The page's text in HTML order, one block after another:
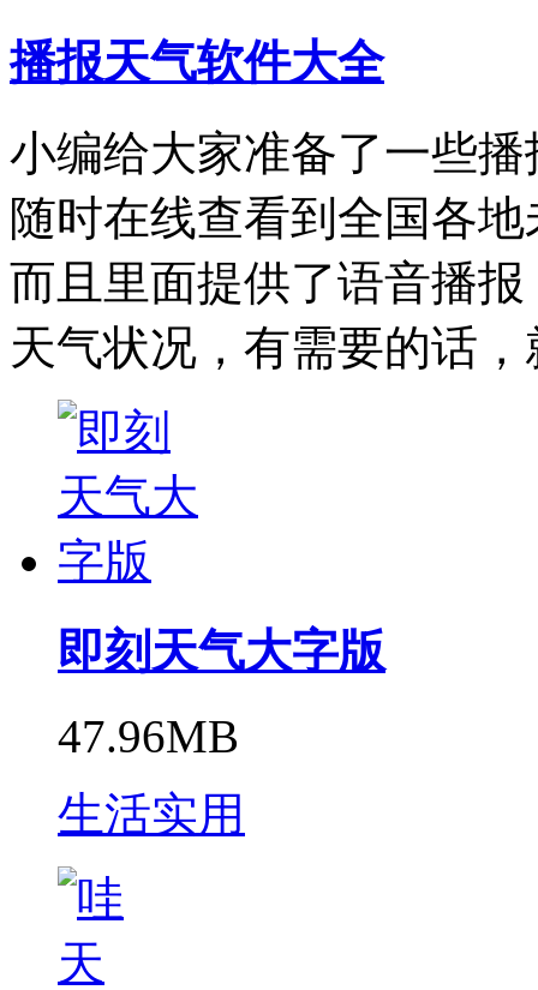
播报天气软件大全
小编给大家准备了一些
随时在线查看到全国各
而且里面提供了语音播
天气状况，有需要的话
即刻天气大字版
47.96MB
生活实用